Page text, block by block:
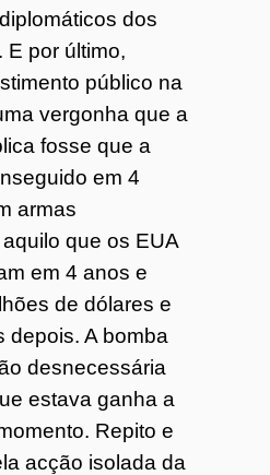
dos
E por último,
público na
vergonha que a
fosse que a
em 4
armas
que os EUA
em 4 anos e
de dólares e
depois. A bomba
desnecessária
estava ganha a
Repito e
acção isolada da